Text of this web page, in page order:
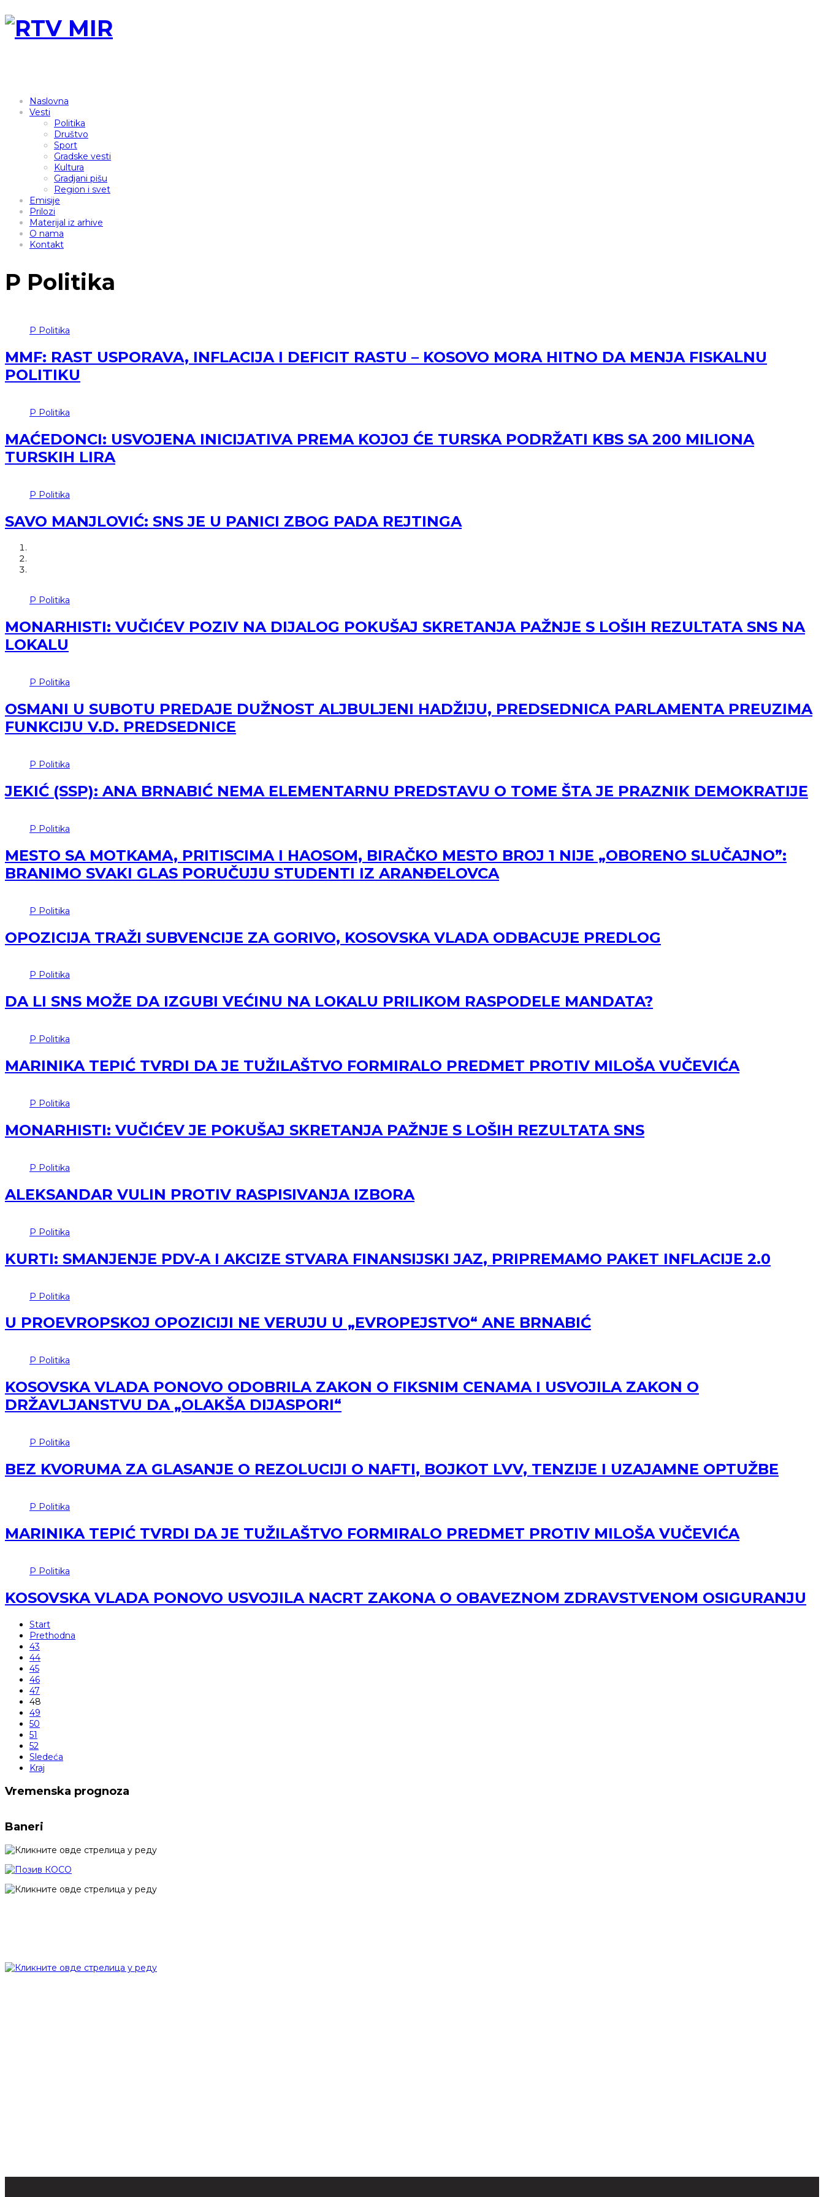
Naslovna
Vesti
Politika
Društvo
Sport
Gradske vesti
Kultura
Gradjani pišu
Region i svet
Emisije
Prilozi
Materijal iz arhive
O nama
Kontakt
P Politika
P Politika
MMF: RAST USPORAVA, INFLACIJA I DEFICIT RASTU – KOSOVO MORA HITNO DA MENJA FISKALNU
POLITIKU
P Politika
MAĆEDONCI: USVOJENA INICIJATIVA PREMA KOJOJ ĆE TURSKA PODRŽATI KBS SA 200 MILIONA
TURSKIH LIRA
P Politika
SAVO MANJLOVIĆ: SNS JE U PANICI ZBOG PADA REJTINGA
P Politika
MONARHISTI: VUČIĆEV POZIV NA DIJALOG POKUŠAJ SKRETANJA PAŽNJE S LOŠIH REZULTATA SNS NA
LOKALU
P Politika
OSMANI U SUBOTU PREDAJE DUŽNOST ALJBULJENI HADŽIJU, PREDSEDNICA PARLAMENTA PREUZIMA
FUNKCIJU V.D. PREDSEDNICE
P Politika
JEKIĆ (SSP): ANA BRNABIĆ NEMA ELEMENTARNU PREDSTAVU O TOME ŠTA JE PRAZNIK DEMOKRATIJE
P Politika
MESTO SA MOTKAMA, PRITISCIMA I HAOSOM, BIRAČKO MESTO BROJ 1 NIJE „OBORENO SLUČAJNO”:
BRANIMO SVAKI GLAS PORUČUJU STUDENTI IZ ARANĐELOVCA
P Politika
OPOZICIJA TRAŽI SUBVENCIJE ZA GORIVO, KOSOVSKA VLADA ODBACUJE PREDLOG
P Politika
DA LI SNS MOŽE DA IZGUBI VEĆINU NA LOKALU PRILIKOM RASPODELE MANDATA?
P Politika
MARINIKA TEPIĆ TVRDI DA JE TUŽILAŠTVO FORMIRALO PREDMET PROTIV MILOŠA VUČEVIĆA
P Politika
MONARHISTI: VUČIĆEV JE POKUŠAJ SKRETANJA PAŽNJE S LOŠIH REZULTATA SNS
P Politika
ALEKSANDAR VULIN PROTIV RASPISIVANJA IZBORA
P Politika
KURTI: SMANJENJE PDV-A I AKCIZE STVARA FINANSIJSKI JAZ, PRIPREMAMO PAKET INFLACIJE 2.0
P Politika
U PROEVROPSKOJ OPOZICIJI NE VERUJU U „EVROPEJSTVO“ ANE BRNABIĆ
P Politika
KOSOVSKA VLADA PONOVO ODOBRILA ZAKON O FIKSNIM CENAMA I USVOJILA ZAKON O
DRŽAVLJANSTVU DA „OLAKŠA DIJASPORI“
P Politika
BEZ KVORUMA ZA GLASANJE O REZOLUCIJI O NAFTI, BOJKOT LVV, TENZIJE I UZAJAMNE OPTUŽBE
P Politika
MARINIKA TEPIĆ TVRDI DA JE TUŽILAŠTVO FORMIRALO PREDMET PROTIV MILOŠA VUČEVIĆA
P Politika
KOSOVSKA VLADA PONOVO USVOJILA NACRT ZAKONA O OBAVEZNOM ZDRAVSTVENOM OSIGURANJU
Start
Prethodna
43
44
45
46
47
48
49
50
51
52
Sledeća
Kraj
Vremenska prognoza
Baneri